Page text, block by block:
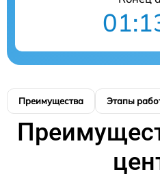
Преимущества Этапы